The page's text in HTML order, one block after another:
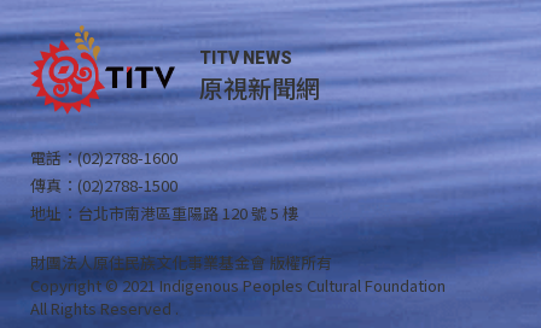
TITV NEWS
原視新聞網
電話：(02)2788-1600
傳真：(02)2788-1500
地址：台北市南港區重陽路 120 號 5 樓
財團法人原住民族文化事業基金會 版權所有
Copyright © 2021 Indigenous Peoples Cultural Foundation
All Rights Reserved .